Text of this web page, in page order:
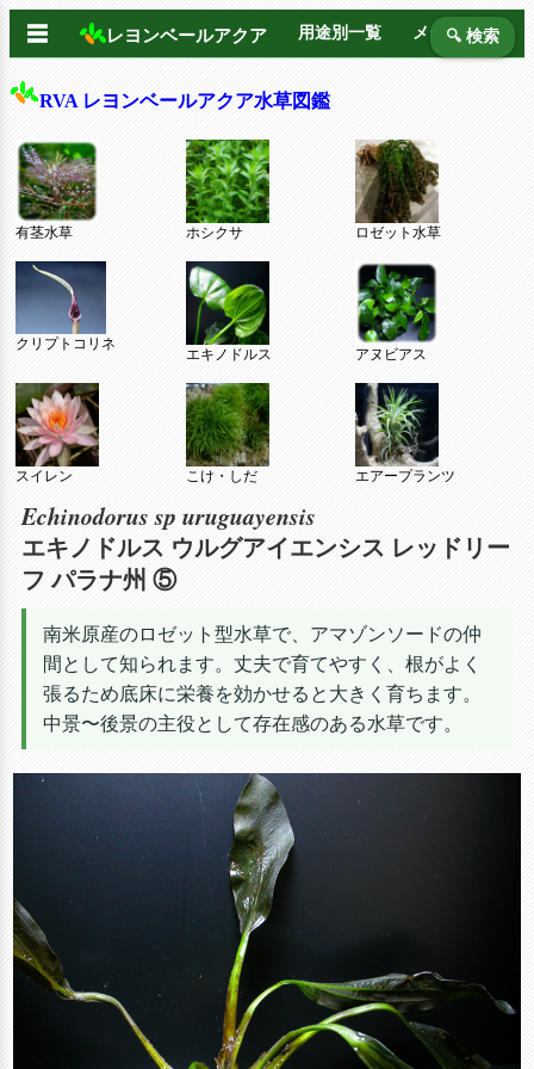
☰ レヨンベールアクア 用途別一覧 メーカー別
🔍 検索
RVA レヨンベールアクア水草図鑑
有茎水草 ホシクサ ロゼット水草
クリプトコリネ
エキノドルス アヌビアス
スイレン こけ・しだ エアープランツ
Echinodorus sp uruguayensis
エキノドルス ウルグアイエンシス レッドリー
フ パラナ州 ⑤
南米原産のロゼット型水草で、アマゾンソードの仲
間として知られます。丈夫で育てやすく、根がよく
張るため底床に栄養を効かせると大きく育ちます。
中景〜後景の主役として存在感のある水草です。